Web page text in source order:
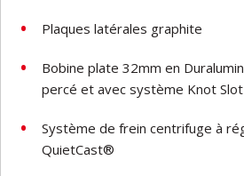
Plaques latérales graphite
Bobine plate 32mm en
percé et avec système Knot Slot
Système de frein centrifuge à
QuietCast®